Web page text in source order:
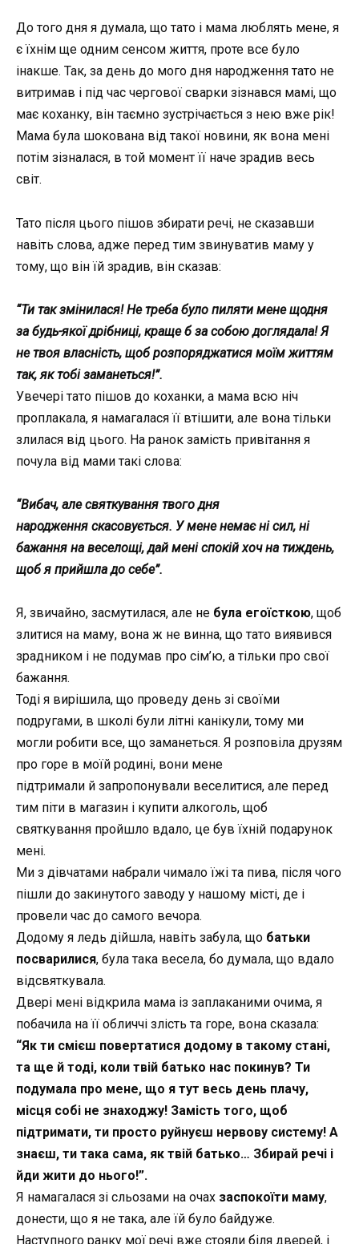
До того дня я думала, що тато і мама люблять мене, я
є їхнім ще одним сенсом життя, проте все було
інакше. Так, за день до мого дня народження тато не
витримав і під час чергової сварки зізнався мамі, що
має коханку, він таємно зустрічається з нею вже рік!
Мама була шокована від такої новини, як вона мені
потім зізналася, в той момент її наче зрадив весь
світ.
Тато після цього пішов збирати речі, не сказавши
навіть слова, адже перед тим звинуватив маму у
тому, що він їй зрадив, він сказав:
“Ти так змінилася! Не треба було пиляти мене щодня
за будь-якої дрібниці, краще б за собою доглядала! Я
не твоя власність, щоб розпоряджатися моїм життям
так, як тобі заманеться!”.
Увечері тато пішов до коханки, а мама всю ніч
проплакала, я намагалася її втішити, але вона тільки
злилася від цього. На ранок замість привітання я
почула від мами такі слова:
“Вибач, але святкування твого дня
народження скасовується. У мене немає ні сил, ні
бажання на веселощі, дай мені спокій хоч на тиждень,
щоб я прийшла до себе”.
Я, звичайно, засмутилася, але не була егоїсткою, щоб
злитися на маму, вона ж не винна, що тато виявився
зрадником і не подумав про сім’ю, а тільки про свої
бажання.
Тоді я вирішила, що проведу день зі своїми
подругами, в школі були літні канікули, тому ми
могли робити все, що заманеться. Я розповіла друзям
про горе в моїй родині, вони мене
підтримали й запропонували веселитися, але перед
тим піти в магазин і купити алкоголь, щоб
святкування пройшло вдало, це був їхній подарунок
мені.
Ми з дівчатами набрали чимало їжі та пива, після чого
пішли до закинутого заводу у нашому місті, де і
провели час до самого вечора.
Додому я ледь дійшла, навіть забула, що батьки
посварилися, була така весела, бо думала, що вдало
відсвяткувала.
Двері мені відкрила мама із заплаканими очима, я
побачила на її обличчі злість та горе, вона сказала:
“Як ти смієш повертатися додому в такому стані,
та ще й тоді, коли твій батько нас покинув? Ти
подумала про мене, що я тут весь день плачу,
місця собі не знаходжу! Замість того, щоб
підтримати, ти просто руйнуєш нервову систему! А
знаєш, ти така сама, як твій батько… Збирай речі і
йди жити до нього!”.
Я намагалася зі сльозами на очах заспокоїти маму,
донести, що я не така, але їй було байдуже.
Наступного ранку мої речі вже стояли біля дверей, і